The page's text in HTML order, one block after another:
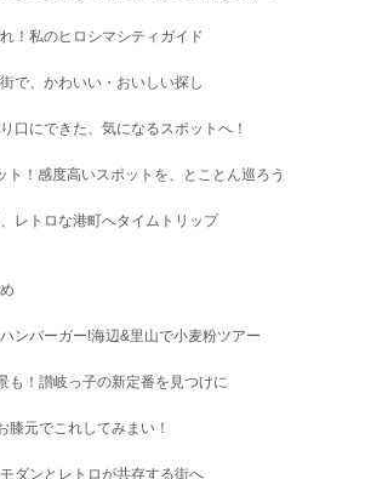
！私のヒロシマシティガイド
で、かわいい・おいしい探し
口にできた、気になるスポットへ！
ト！感度高いスポットを、とことん巡ろう
レトロな港町へタイムトリップ
ンバーガー!海辺&里山で小麦粉ツアー
も！讃岐っ子の新定番を見つけに
膝元でこれしてみまい！
ダンとレトロが共存する街へ